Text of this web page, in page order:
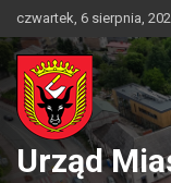
to
content
czwartek, 6 sierpnia,
Urząd